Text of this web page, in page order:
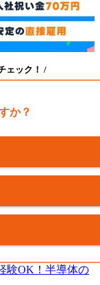
ェック！ /
か？